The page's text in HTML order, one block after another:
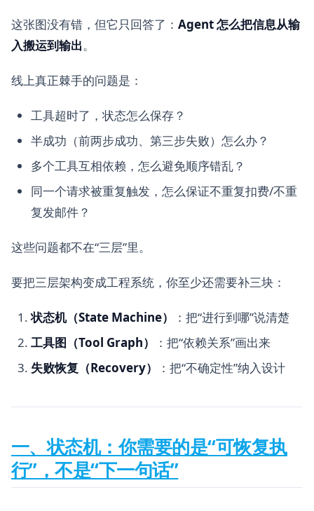
这张图没有错，但它只回答了： Agent 怎么把信息从输
入搬运到输出。
线上真正棘手的问题是：
工具超时了，状态怎么保存？
半成功（前两步成功、第三步失败）怎么办？
多个工具互相依赖，怎么避免顺序错乱？
同一个请求被重复触发，怎么保证不重复扣费/不重
复发邮件？
这些问题都不在“三层”里。
要把三层架构变成工程系统，你至少还需要补三块：
状态机（State Machine）
：把“进行到哪”说清楚
工具图（Tool Graph）
：把“依赖关系”画出来
失败恢复（Recovery）
：把“不确定性”纳入设计
一、状态机：你需要的是“可恢复执
行”，不是“下一句话”